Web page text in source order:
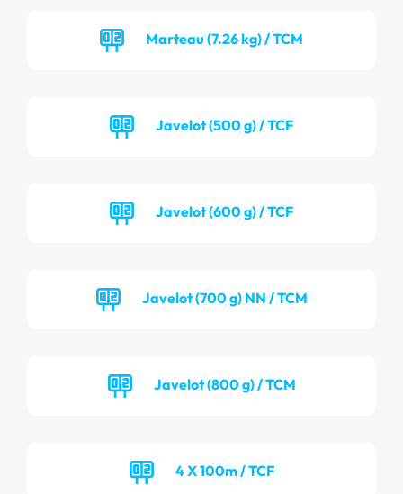
Marteau (7.26 kg) / TCM
Javelot (500 g) / TCF
Javelot (600 g) / TCF
Javelot (700 g) NN / TCM
Javelot (800 g) / TCM
4 X 100m / TCF